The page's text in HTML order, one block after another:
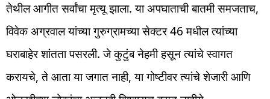
तेथील आगीत सर्वांचा मृत्यू झाला. या अपघाताची बातमी समजताच,
विवेक अग्रवाल यांच्या गुरुग्रामच्या सेक्टर 46 मधील त्यांच्या
घराबाहेर शांतता पसरली. जे कुटुंब नेहमी हसून त्यांचे स्वागत
करायचे, ते आता या जगात नाही, या गोष्टीवर त्यांचे शेजारी आणि